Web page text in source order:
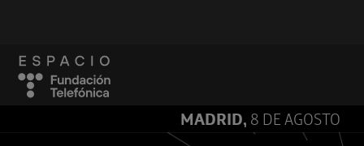
MADRID, 8 DE AGOSTO